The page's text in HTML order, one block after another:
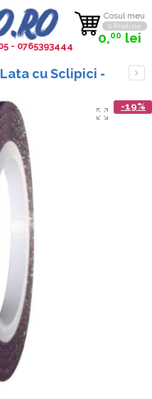
Cosul meu
0 Produse
0,00 lei
- 0765393444
cu Sclipici -
-19%